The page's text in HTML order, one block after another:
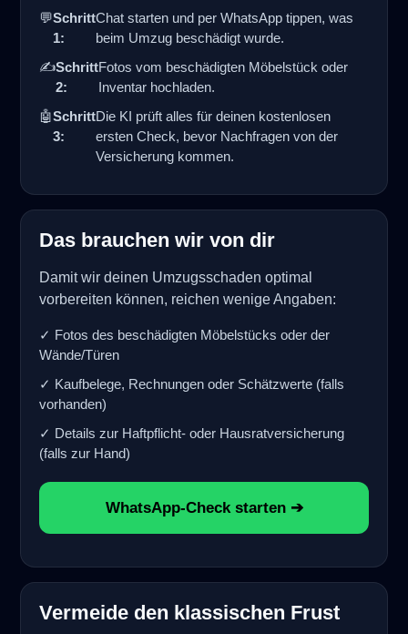
💬Schritt
1:
Chat starten und per WhatsApp tippen, was
beim Umzug beschädigt wurde.
✍️Schritt
2:
Fotos vom beschädigten Möbelstück oder
Inventar hochladen.
🤖Schritt
3:
Die KI prüft alles für deinen kostenlosen
ersten Check, bevor Nachfragen von der
Versicherung kommen.
Das brauchen wir von dir
Damit wir deinen Umzugsschaden optimal
vorbereiten können, reichen wenige Angaben:
✓ Fotos des beschädigten Möbelstücks oder der
Wände/Türen
✓ Kaufbelege, Rechnungen oder Schätzwerte (falls
vorhanden)
✓ Details zur Haftpflicht- oder Hausratversicherung
(falls zur Hand)
WhatsApp-Check starten ➔
Vermeide den klassischen Frust